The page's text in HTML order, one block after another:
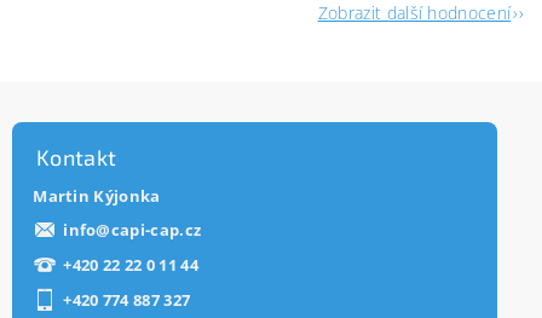
Zobrazit další hodnocení
Kontakt
Martin Kýjonka
info@capi-cap.cz
+420 22 22 0 11 44
+420 774 887 327